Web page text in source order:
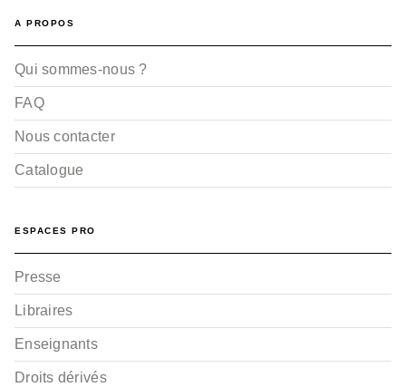
A PROPOS
Qui sommes-nous ?
FAQ
Nous contacter
Catalogue
ESPACES PRO
Presse
Libraires
Enseignants
Droits dérivés